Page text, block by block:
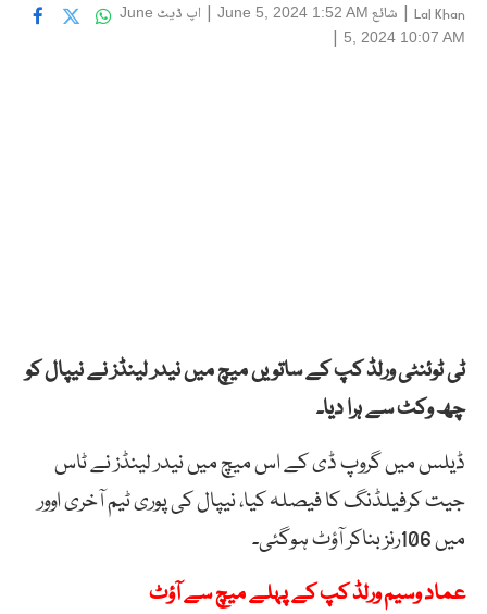
Lal Khan
| شائع June 5, 2024 1:52 AM
| اپ ڈیٹ June
5, 2024 10:07 AM
|
ٹی ٹوئنٹی ورلڈ کپ کے ساتویں میچ میں نیدر لینڈز نے نیپال کو
چھ وکٹ سے ہرا دیا۔
ڈیلس میں گروپ ڈی کے اس میچ میں نیدر لینڈز نے ٹاس
جیت کرفیلڈنگ کا فیصلہ کیا، نیپال کی پوری ٹیم آخری اوور
میں 106رنز بناکر آؤٹ ہوگئی۔
عماد وسیم ورلڈ کپ کے پہلے میچ سے آؤٹ